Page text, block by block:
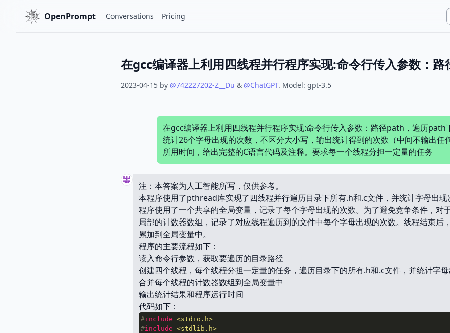
OpenPrompt Conversations Pricing
2023-04-15 by @742227202-Z__Du & @ChatGPT. Model: gpt-3.5
在gcc编译器上利用四线程并行程序实现:命令行传入参数：路径path，遍历path
统计26个字母出现的次数，不区分大小写，输出统计得到的次数（中间不输出任
所用时间，给出完整的C语言代码及注释。要求每一个线程分担一定量的任务
注：本答案为人工智能所写，仅供参考。
本程序使用了pthread库实现了四线程并行遍历目录下所有.h和.c文件，并统计字母出现
程序使用了一个共享的全局变量，记录了每个字母出现的次数。为了避免竞争条件，对
局部的计数器数组，记录了对应线程遍历到的文件中每个字母出现的次数。线程结束后
累加到全局变量中。
程序的主要流程如下：
读入命令行参数，获取要遍历的目录路径
创建四个线程，每个线程分担一定量的任务，遍历目录下的所有.h和.c文件，并统计字
合并每个线程的计数器数组到全局变量中
输出统计结果和程序运行时间
代码如下：
#include <stdio.h>
#include <stdlib.h>